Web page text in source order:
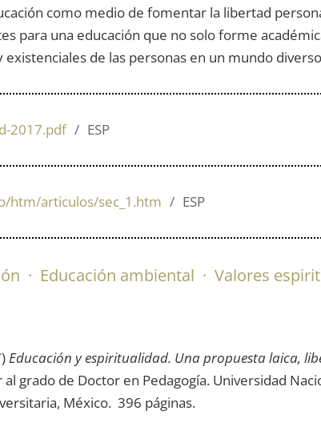
como medio de fomentar la libertad
para una educación que no solo forme
de las personas en un mundo
2017.pdf ESP
htm/articulos/sec_1.htm ESP
· Educación ambiental · Valores
Educación y espiritualidad. Una propuesta laica,
al grado de Doctor en Pedagogía. Universidad
México. 396 páginas.